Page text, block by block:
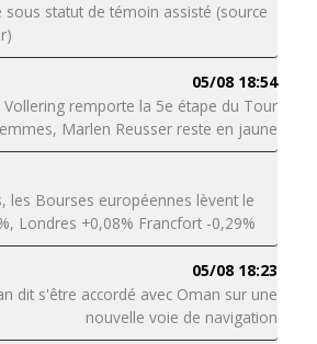
sous statut de témoin assisté (source
05/08 18:54
Vollering remporte la 5e étape du Tour
Marlen Reusser reste en jaune
les Bourses européennes lèvent le
Londres +0,08% Francfort -0,29%
05/08 18:23
dit s'être accordé avec Oman sur une
nouvelle voie de navigation